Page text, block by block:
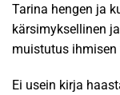
Tarina hengen ja
kärsimyksellinen
muistutus ihmisen
Ei usein kirja